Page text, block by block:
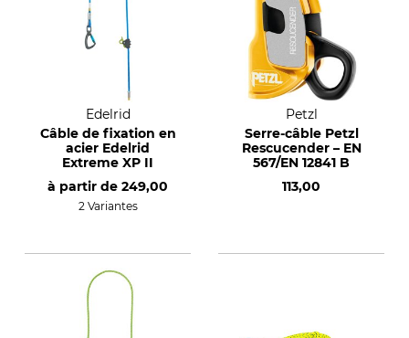
Edelrid
Câble de fixation en
acier Edelrid
Extreme XP II
à partir de 249,00
2 Variantes
Petzl
Serre-câble Petzl
Rescucender – EN
567/EN 12841 B
113,00